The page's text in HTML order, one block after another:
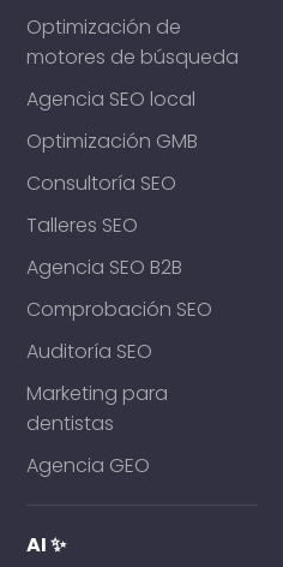
Optimización de
motores de búsqueda
Agencia SEO local
Optimización GMB
Consultoría SEO
Talleres SEO
Agencia SEO B2B
Comprobación SEO
Auditoría SEO
Marketing para
dentistas
Agencia GEO
AI ✨